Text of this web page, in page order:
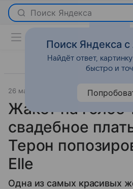
Поиск Яндекса
26 мая 2026 Светская жизнь
Жакет на голое
свадебное
Терон
Elle
Одна из самых красивых
Поиск Яндекса с
Найдёт ответ,
быстро и